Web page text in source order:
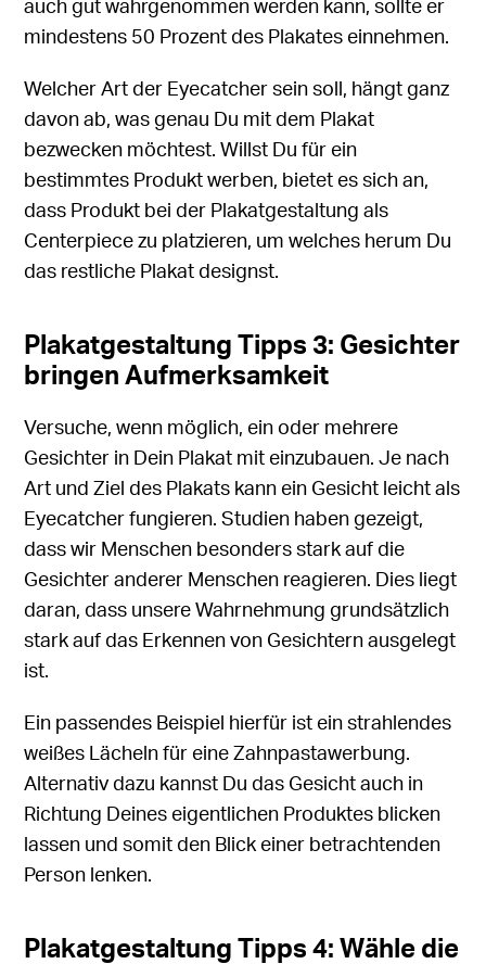
auch gut wahrgenommen werden kann, sollte er
mindestens 50 Prozent des Plakates einnehmen.
Welcher Art der Eyecatcher sein soll, hängt ganz
davon ab, was genau Du mit dem Plakat
bezwecken möchtest. Willst Du für ein
bestimmtes Produkt werben, bietet es sich an,
dass Produkt bei der Plakatgestaltung als
Centerpiece zu platzieren, um welches herum Du
das restliche Plakat designst.
Plakatgestaltung Tipps 3: Gesichter
bringen Aufmerksamkeit
Versuche, wenn möglich, ein oder mehrere
Gesichter in Dein Plakat mit einzubauen. Je nach
Art und Ziel des Plakats kann ein Gesicht leicht als
Eyecatcher fungieren. Studien haben gezeigt,
dass wir Menschen besonders stark auf die
Gesichter anderer Menschen reagieren. Dies liegt
daran, dass unsere Wahrnehmung grundsätzlich
stark auf das Erkennen von Gesichtern ausgelegt
ist.
Ein passendes Beispiel hierfür ist ein strahlendes
weißes Lächeln für eine Zahnpastawerbung.
Alternativ dazu kannst Du das Gesicht auch in
Richtung Deines eigentlichen Produktes blicken
lassen und somit den Blick einer betrachtenden
Person lenken.
Plakatgestaltung Tipps 4: Wähle die